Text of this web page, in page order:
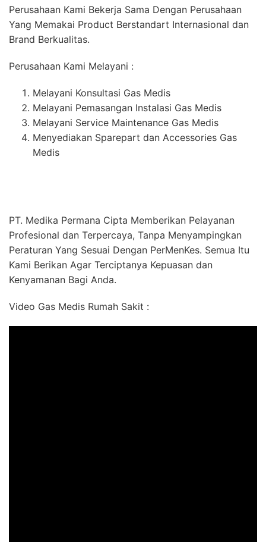
Perusahaan Kami Bekerja Sama Dengan Perusahaan
Yang Memakai Product Berstandart Internasional dan
Brand Berkualitas.
Perusahaan Kami Melayani :
Melayani Konsultasi Gas Medis
Melayani Pemasangan Instalasi Gas Medis
Melayani Service Maintenance Gas Medis
Menyediakan Sparepart dan Accessories Gas
Medis
PT. Medika Permana Cipta Memberikan Pelayanan
Profesional dan Terpercaya, Tanpa Menyampingkan
Peraturan Yang Sesuai Dengan PerMenKes. Semua Itu
Kami Berikan Agar Terciptanya Kepuasan dan
Kenyamanan Bagi Anda.
Video Gas Medis Rumah Sakit :